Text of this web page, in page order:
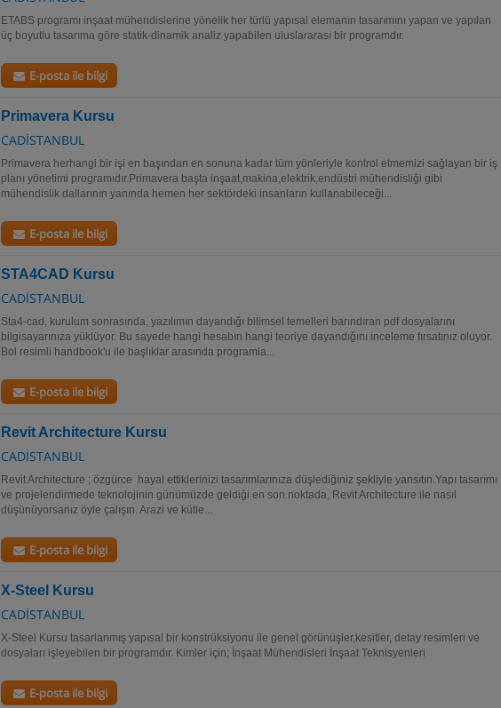
ETABS programı inşaat mühendislerine yönelik her türlü yapısal elemanın tasarımını yapan ve yapılan
üç boyutlu tasarıma göre statik-dinamik analiz yapabilen uluslararası bir programdır.
E-posta ile bilgi
Primavera Kursu
CADİSTANBUL
Primavera herhangi bir işi en başından en sonuna kadar tüm yönleriyle kontrol etmemizi sağlayan bir iş
planı yönetimi programıdır.Primavera başta inşaat,makina,elektrik,endüstri mühendisliği gibi
mühendislik dallarının yanında hemen her sektördeki insanların kullanabileceği...
E-posta ile bilgi
STA4CAD Kursu
CADİSTANBUL
Sta4-cad, kurulum sonrasında, yazılımın dayandığı bilimsel temelleri barındıran pdf dosyalarını
bilgisayarınıza yüklüyor. Bu sayede hangi hesabın hangi teoriye dayandığını inceleme fırsatınız oluyor.
Bol resimli handbook'u ile başlıklar arasında programla...
E-posta ile bilgi
Revit Architecture Kursu
CADİSTANBUL
Revit Architecture ; özgürce hayal ettiklerinizi tasarımlarınıza düşlediğiniz şekliyle yansıtın.Yapı tasarımı
ve projelendirmede teknolojinin günümüzde geldiği en son noktada, Revit Architecture ile nasıl
düşünüyorsanız öyle çalışın. Arazi ve kütle...
E-posta ile bilgi
X-Steel Kursu
CADİSTANBUL
X-Steel Kursu tasarlanmış yapısal bir konstrüksiyonu ile genel görünüşler,kesitler, detay resimleri ve
dosyaları işleyebilen bir programdır. Kimler için; İnşaat Mühendisleri İnşaat Teknisyenleri
E-posta ile bilgi